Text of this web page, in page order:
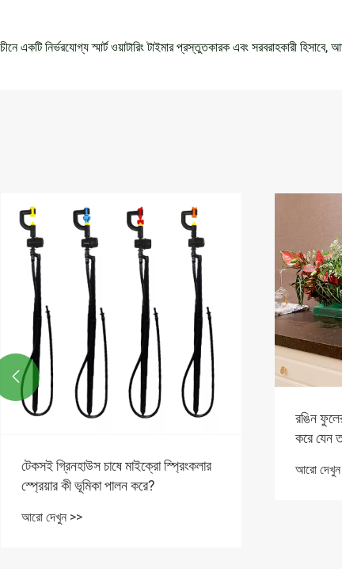
চীনে একটি নির্ভরযোগ্য স্মার্ট ওয়াটারিং টাইমার প্রস্তুতকারক এবং সরবরাহকারী
টেকসই গ্রিনহাউস চাষে মাইক্রো স্প্রিংকলার
স্প্রেয়ার কী ভূমিকা পালন করে?
আরো দেখুন >>
রঙিন
করে যেন
আরো
